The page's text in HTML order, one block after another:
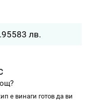
лв.
е винаги готов да ви